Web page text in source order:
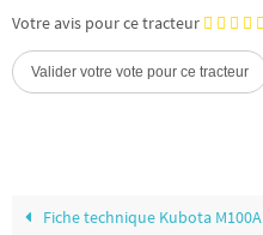
Votre avis pour ce tracteur
Fiche technique Kubota M100A